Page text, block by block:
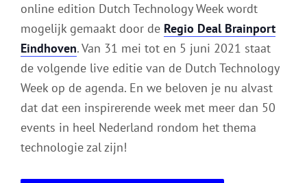
online edition Dutch Technology Week wordt
mogelijk gemaakt door de Regio Deal Brainport
Eindhoven. Van 31 mei tot en 5 juni 2021 staat
de volgende live editie van de Dutch Technology
Week op de agenda. En we beloven je nu alvast
dat dat een inspirerende week met meer dan 50
events in heel Nederland rondom het thema
technologie zal zijn!